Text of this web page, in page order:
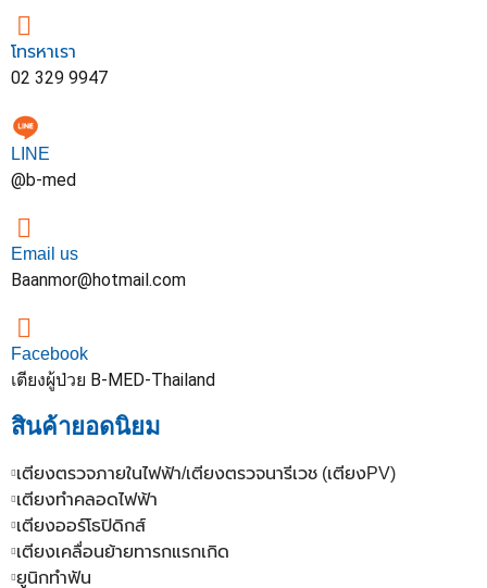
โทรหาเรา
02 329 9947
LINE
@b-med
Email us
Baanmor@hotmail.com
Facebook
เตียงผู้ป่วย B-MED-Thailand
สินค้ายอดนิยม
เตียงตรวจภายในไฟฟ้า/เตียงตรวจนารีเวช (เตียงPV)
เตียงทำคลอดไฟฟ้า
เตียงออร์โธปิดิกส์
เตียงเคลื่อนย้ายทารกแรกเกิด
ยูนิกทำฟัน